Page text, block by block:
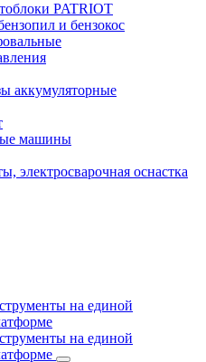
PATRIOT
и бензокос
аккумуляторные
машины
электросварочная оснастка
на единой
на единой